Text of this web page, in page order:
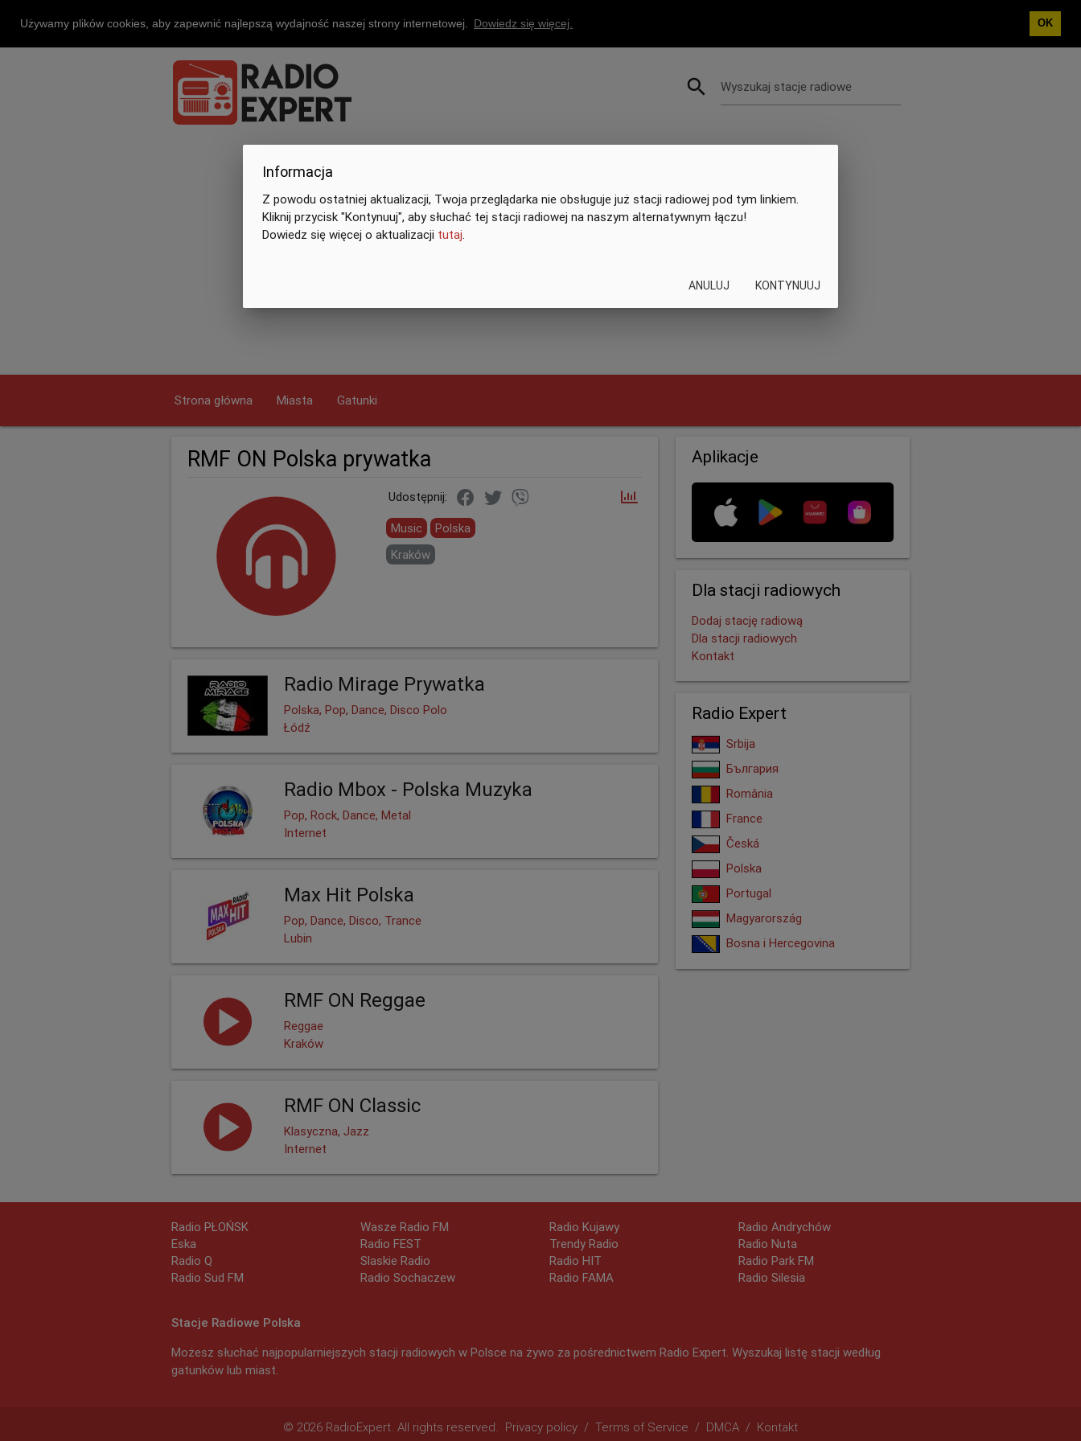
Używamy plików cookies, aby zapewnić najlepszą wydajność naszej strony internetowej. Dowiedz się więcej. OK
search Wyszukaj stacje radiowe
Strona główna Miasta Gatunki
RMF ON Polska prywatka
Udostępnij:
Informacja
Z powodu ostatniej aktualizacji, Twoja przeglądarka nie obsługuje już stacji radiowej pod tym linkiem.
Kliknij przycisk "Kontynuuj", aby słuchać tej stacji radiowej na naszym alternatywnym łączu!
Dowiedz się więcej o aktualizacji tutaj
ANULUJ KONTYNUUJ
Music
Polska
Kraków
Radio Mirage Prywatka
Polska, Pop, Dance, Disco Polo
Łódź
Radio Mbox - Polska Muzyka
Pop, Rock, Dance, Metal
Internet
Max Hit Polska
Pop, Dance, Disco, Trance
Lubin
RMF ON Reggae
Reggae
Kraków
RMF ON Classic
Klasyczna, Jazz
Internet
Aplikacje
Dla stacji radiowych
Dodaj stację radiową
Dla stacji radiowych
Kontakt
Radio Expert
Srbija
България
România
France
Česká
Polska
Portugal
Magyarország
Bosna i Hercegovina
Radio PŁOŃSK
Eska
Radio Q
Radio Sud FM
Wasze Radio FM
Radio FEST
Slaskie Radio
Radio Sochaczew
Radio Kujawy
Trendy Radio
Radio HIT
Radio FAMA
Radio Andrychów
Radio Nuta
Radio Park FM
Radio Silesia
Stacje Radiowe Polska
Możesz słuchać najpopularniejszych stacji radiowych w Polsce na żywo za pośrednictwem Radio Expert. Wyszukaj listę stacji według
gatunków lub miast.
© 2026 RadioExpert. All rights reserved. Privacy policy / Terms of Service / DMCA / Kontakt